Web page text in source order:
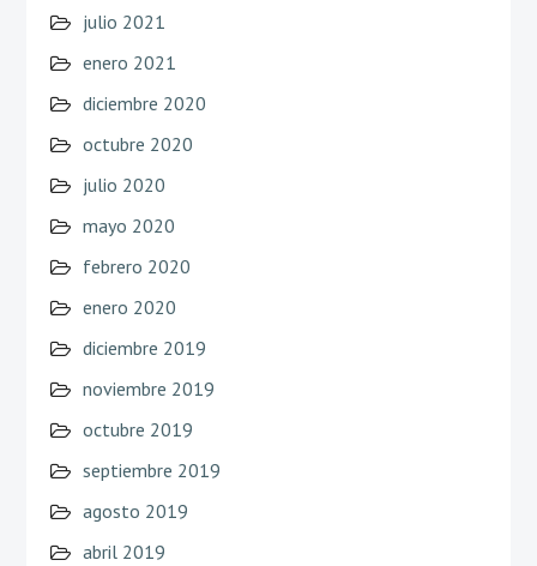
julio 2021
enero 2021
diciembre 2020
octubre 2020
julio 2020
mayo 2020
febrero 2020
enero 2020
diciembre 2019
noviembre 2019
octubre 2019
septiembre 2019
agosto 2019
abril 2019